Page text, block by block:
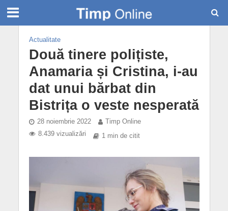
Actualitate
Două tinere polițiste,
Anamaria și Cristina, i-au
dat unui bărbat din
Bistrița o veste nesperată
28 noiembrie 2022
Timp Online
8.439 vizualizări
1 min de citit